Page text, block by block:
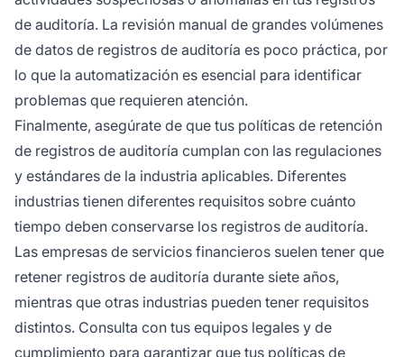
de auditoría. La revisión manual de grandes volúmenes
de datos de registros de auditoría es poco práctica, por
lo que la automatización es esencial para identificar
problemas que requieren atención.
Finalmente, asegúrate de que tus políticas de retención
de registros de auditoría cumplan con las regulaciones
y estándares de la industria aplicables. Diferentes
industrias tienen diferentes requisitos sobre cuánto
tiempo deben conservarse los registros de auditoría.
Las empresas de servicios financieros suelen tener que
retener registros de auditoría durante siete años,
mientras que otras industrias pueden tener requisitos
distintos. Consulta con tus equipos legales y de
cumplimiento para garantizar que tus políticas de